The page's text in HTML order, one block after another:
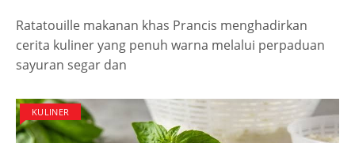
Ratatouille makanan khas Prancis menghadirkan
cerita kuliner yang penuh warna melalui perpaduan
sayuran segar dan
KULINER